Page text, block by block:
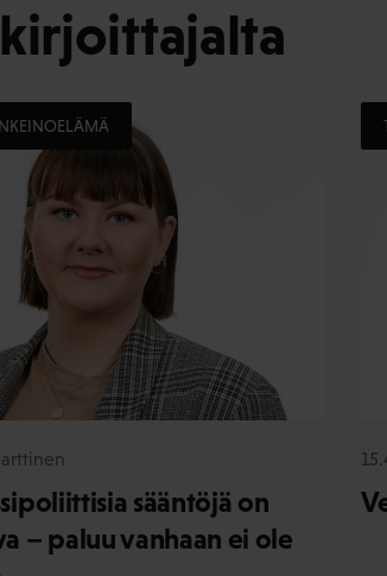
kirjoittajalta
sääntöjä on
– paluu vanhaan ei ole